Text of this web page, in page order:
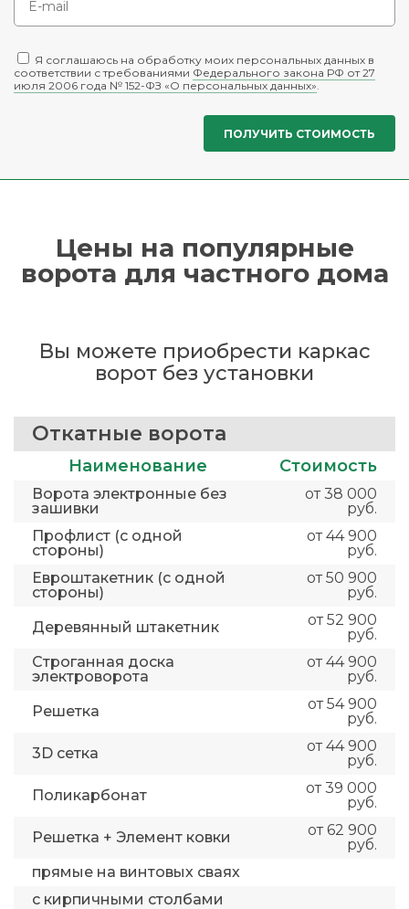
Я соглашаюсь на обработку моих персональных данных в
соответствии с требованиями Федерального закона РФ от 27
июля 2006 года № 152-ФЗ «О персональных данных».
Цены на популярные
ворота для частного дома
Вы можете приобрести каркас
ворот без установки
Откатные ворота
Наименование Стоимость
Ворота электронные без
зашивки
от 38 000
руб.
Профлист (с одной
стороны)
от 44 900
руб.
Евроштакетник (с одной
стороны)
от 50 900
руб.
Деревянный штакетник
от 52 900
руб.
Строганная доска
электроворота
от 44 900
руб.
Решетка
от 54 900
руб.
3D сетка
от 44 900
руб.
Поликарбонат
от 39 000
руб.
Решетка + Элемент ковки
от 62 900
руб.
прямые на винтовых сваях
с кирпичными столбами